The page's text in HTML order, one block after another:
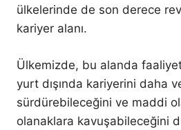
ülkelerinde de son derece
kariyer alanı.
Ülkemizde, bu alanda
yurt dışında kariyerini daha
sürdürebileceğini ve maddi
olanaklara kavuşabileceğini